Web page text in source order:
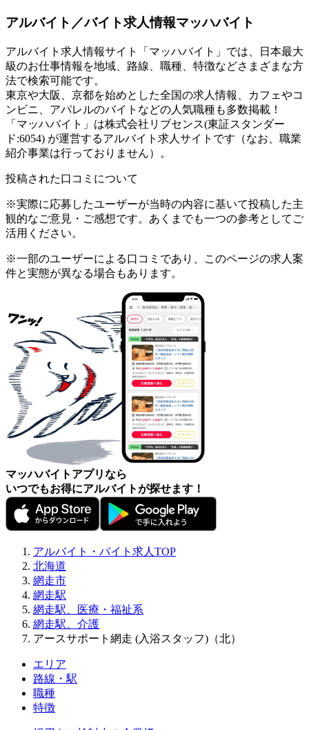
アルバイト／バイト求人情報マッハバイト
アルバイト求人情報サイト「マッハバイト」では、日本最大
級のお仕事情報を地域、路線、職種、特徴などさまざまな方
法で検索可能です。
東京や大阪、京都を始めとした全国の求人情報、カフェやコ
ンビニ、アパレルのバイトなどの人気職種も多数掲載！
「マッハバイト」は株式会社リブセンス(東証スタンダー
ド:6054) が運営するアルバイト求人サイトです（なお、職業
紹介事業は行っておりません）。
投稿された口コミについて
※実際に応募したユーザーが当時の内容に基いて投稿した主
観的なご意見・ご感想です。あくまでも一つの参考としてご
活用ください。
※一部のユーザーによる口コミであり、このページの求人案
件と実態が異なる場合もあります。
マッハバイトアプリなら
いつでもお得にアルバイトが探せます！
アルバイト・バイト求人TOP
北海道
網走市
網走駅
網走駅、医療・福祉系
網走駅、介護
アースサポート網走 (入浴スタッフ)（北）
エリア
路線・駅
職種
特徴